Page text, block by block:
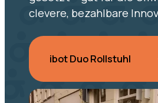
clevere, bezahlbare
ibot Duo Rollstuhl